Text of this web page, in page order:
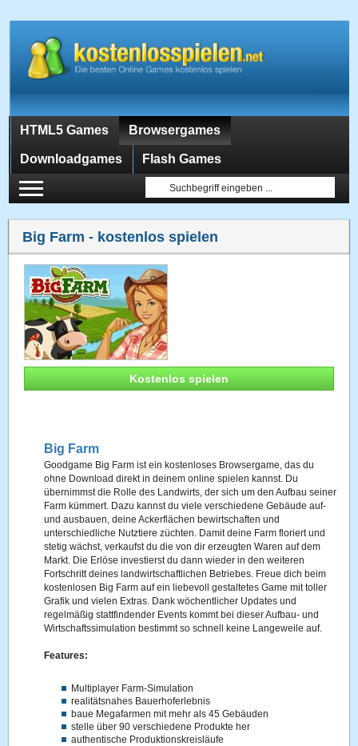
HTML5 Games Browsergames
Downloadgames Flash Games
Big Farm - kostenlos spielen
Kostenlos spielen
Big Farm
Goodgame Big Farm ist ein kostenloses Browsergame, das du
ohne Download direkt in deinem online spielen kannst. Du
übernimmst die Rolle des Landwirts, der sich um den Aufbau seiner
Farm kümmert. Dazu kannst du viele verschiedene Gebäude auf-
und ausbauen, deine Ackerflächen bewirtschaften und
unterschiedliche Nutztiere züchten. Damit deine Farm floriert und
stetig wächst, verkaufst du die von dir erzeugten Waren auf dem
Markt. Die Erlöse investierst du dann wieder in den weiteren
Fortschritt deines landwirtschaftlichen Betriebes. Freue dich beim
kostenlosen Big Farm auf ein liebevoll gestaltetes Game mit toller
Grafik und vielen Extras. Dank wöchentlicher Updates und
regelmäßig stattfindender Events kommt bei dieser Aufbau- und
Wirtschaftssimulation bestimmt so schnell keine Langeweile auf.
Features:
Multiplayer Farm-Simulation
realitätsnahes Bauerhoferlebnis
baue Megafarmen mit mehr als 45 Gebäuden
stelle über 90 verschiedene Produkte her
authentische Produktionskreisläufe